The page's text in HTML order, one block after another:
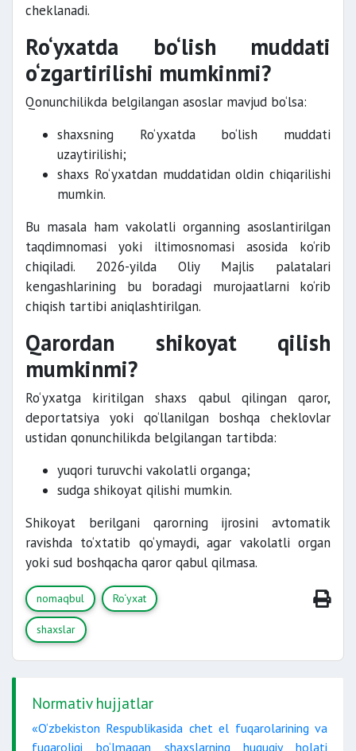
cheklanadi.
Ro‘yxatda bo‘lish muddati
o‘zgartirilishi mumkinmi?
Qonunchilikda belgilangan asoslar mavjud bo‘lsa:
shaxsning Ro‘yxatda bo‘lish muddati
uzaytirilishi;
shaxs Ro‘yxatdan muddatidan oldin chiqarilishi
mumkin.
Bu masala ham vakolatli organning asoslantirilgan
taqdimnomasi yoki iltimosnomasi asosida ko‘rib
chiqiladi. 2026-yilda Oliy Majlis palatalari
kengashlarining bu boradagi murojaatlarni ko‘rib
chiqish tartibi aniqlashtirilgan.
Qarordan shikoyat qilish
mumkinmi?
Ro‘yxatga kiritilgan shaxs qabul qilingan qaror,
deportatsiya yoki qo‘llanilgan boshqa cheklovlar
ustidan qonunchilikda belgilangan tartibda:
yuqori turuvchi vakolatli organga;
sudga shikoyat qilishi mumkin.
Shikoyat berilgani qarorning ijrosini avtomatik
ravishda to‘xtatib qo‘ymaydi, agar vakolatli organ
yoki sud boshqacha qaror qabul qilmasa.
nomaqbul Ro‘yxat
shaxslar
Normativ hujjatlar
«O‘zbekiston Respublikasida chet el fuqarolarining va
fuqaroligi bo‘lmagan shaxslarning huquqiy holati